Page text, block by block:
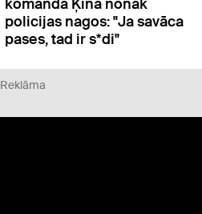
komanda Ķīnā nonāk
policijas nagos: "Ja savāca
pases, tad ir s*di"
Reklāma